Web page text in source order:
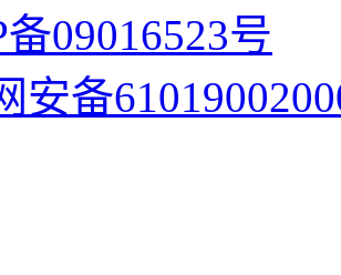
09016523号
安备